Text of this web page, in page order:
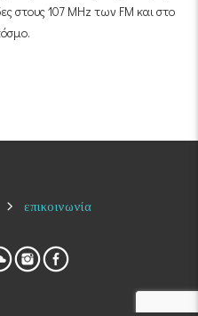
στους 107 MHz των FM και στο
επικοινωνία